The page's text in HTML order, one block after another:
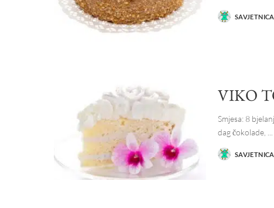
POSTED
BY
SAVJETNICA
VIKO
Smjesa: 8
dag čokolade,
POSTED
BY
SAVJETNICA